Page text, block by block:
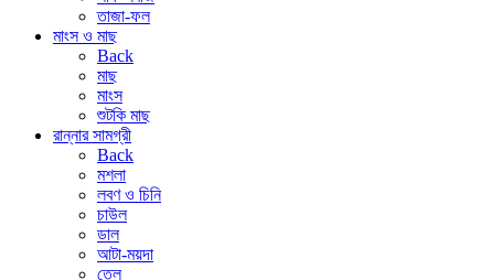
তাজা-ফল
মাংস ও মাছ
Back
মাছ
মাংস
শুটকি মাছ
রান্নার সামগ্রী
Back
মশলা
লবণ ও চিনি
চাউল
ডাল
আটা-ময়দা
তেল